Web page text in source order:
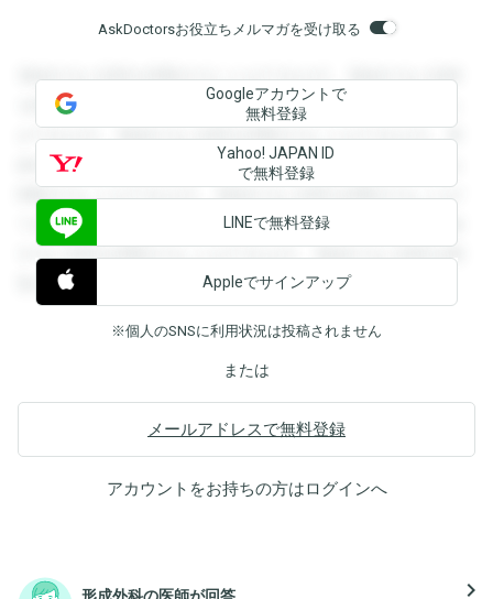
AskDoctorsお役立ちメルマガを受け取る
登録すると回答を閲覧することができます。登録すると回答
を閲覧することができます。登録すると回答を閲覧すること
ができます。登録すると回答を閲覧することができます。登
録すると回答を閲覧することができます。登録すると回答を
閲覧することができます。登録すると回答を閲覧することが
できます。登録すると回答を閲覧することができます。登録
すると回答を閲覧することができます。登録すると回答を閲
覧することができます。
Googleアカウントで
無料登録
Yahoo! JAPAN ID
で無料登録
LINEで無料登録
Appleでサインアップ
※個人のSNSに利用状況は投稿されません
または
メールアドレスで無料登録
アカウントをお持ちの方はログインへ
形成外科の医師が回答 navigate_next